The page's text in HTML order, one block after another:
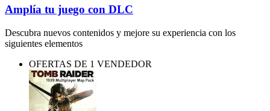
Amplía tu juego con DLC
Descubra nuevos contenidos y mejore su experiencia con los
siguientes elementos
OFERTAS DE 1 VENDEDOR